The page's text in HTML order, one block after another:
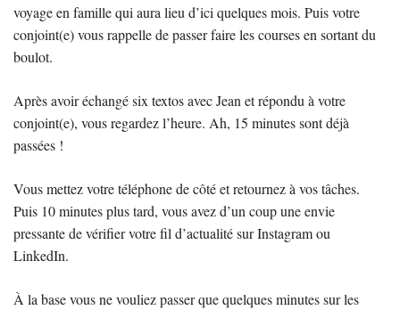
voyage en famille qui aura lieu d’ici quelques mois. Puis votre
conjoint(e) vous rappelle de passer faire les courses en sortant du
boulot.
Après avoir échangé six textos avec Jean et répondu à votre
conjoint(e), vous regardez l’heure. Ah, 15 minutes sont déjà
passées !
Vous mettez votre téléphone de côté et retournez à vos tâches.
Puis 10 minutes plus tard, vous avez d’un coup une envie
pressante de vérifier votre fil d’actualité sur Instagram ou
LinkedIn.
À la base vous ne vouliez passer que quelques minutes sur les